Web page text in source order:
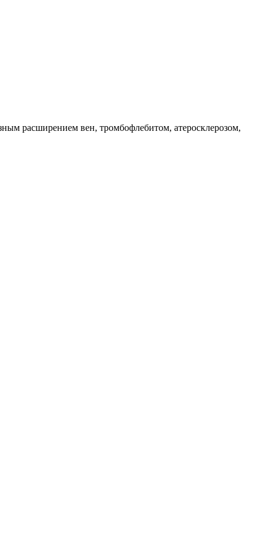
расширением вен, тромбофлебитом, атеросклерозом,